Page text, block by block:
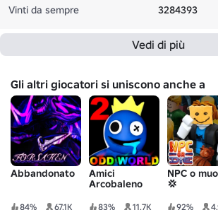
Vinti da sempre
3284393
Vedi di più
Gli altri giocatori si uniscono anche a
Abbandonato
84% 67.1K
Amici
Arcobaleno
83% 11.7K
NPC o
💢
92%